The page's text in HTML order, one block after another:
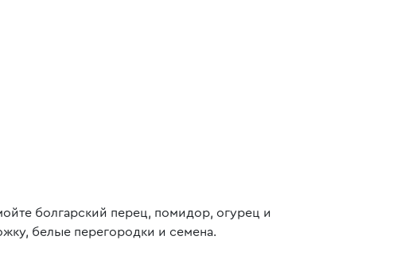
болгарский перец, помидор, огурец и
белые перегородки и семена.